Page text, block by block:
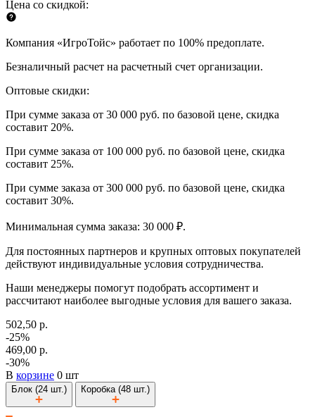
Цена со скидкой:
Компания «ИгроТойс» работает по 100% предоплате.
Безналичный расчет на расчетный счет организации.
Оптовые скидки:
При сумме заказа от 30 000 руб. по базовой цене, скидка
составит 20%.
При сумме заказа от 100 000 руб. по базовой цене, скидка
составит 25%.
При сумме заказа от 300 000 руб. по базовой цене, скидка
составит 30%.
Минимальная сумма заказа: 30 000 ₽.
Для постоянных партнеров и крупных оптовых покупателей
действуют индивидуальные условия сотрудничества.
Наши менеджеры помогут подобрать ассортимент и
рассчитают наиболее выгодные условия для вашего заказа.
502,50 р.
-25%
469,00 р.
-30%
В корзине 0 шт
Блок (24 шт.) Коробка (48 шт.)